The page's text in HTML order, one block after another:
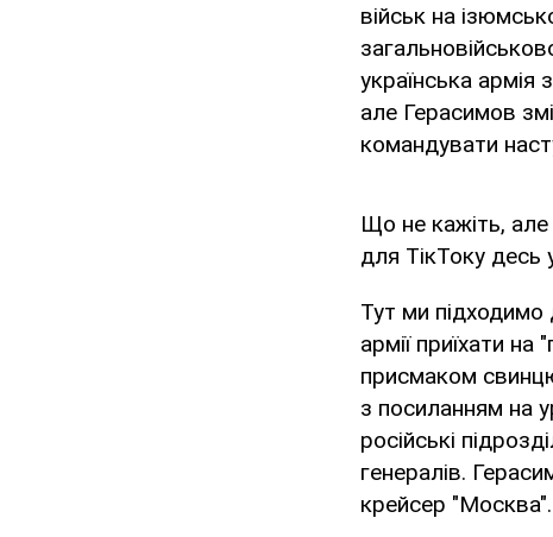
військ на
українська армія
але Герасимов
командувати
Що не кажіть, але
для ТікТоку десь
Тут ми підходимо
армії приїхати
присмаком
з посиланням на
російські
генералів.
крейсер "Москва".